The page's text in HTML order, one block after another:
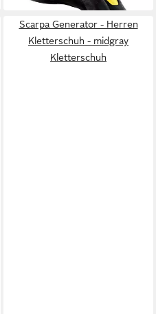
Scarpa Generator - Herren
Kletterschuh - midgray
Kletterschuh